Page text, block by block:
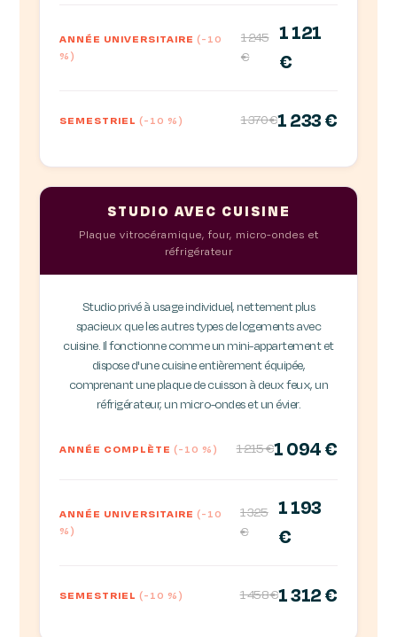
ANNÉE UNIVERSITAIRE(-10
%)
1 245
€
1 121
€
SEMESTRIEL(-10 %) 1 370 €1 233 €
STUDIO AVEC CUISINE
Plaque vitrocéramique, four, micro-ondes et
réfrigérateur
Studio privé à usage individuel, nettement plus
spacieux que les autres types de logements avec
cuisine. Il fonctionne comme un mini-appartement et
dispose d'une cuisine entièrement équipée,
comprenant une plaque de cuisson à deux feux, un
réfrigérateur, un micro-ondes et un évier.
ANNÉE COMPLÈTE(-10 %) 1 215 €1 094 €
ANNÉE UNIVERSITAIRE(-10
%)
1 325
€
1 193
€
SEMESTRIEL(-10 %) 1 458 €1 312 €